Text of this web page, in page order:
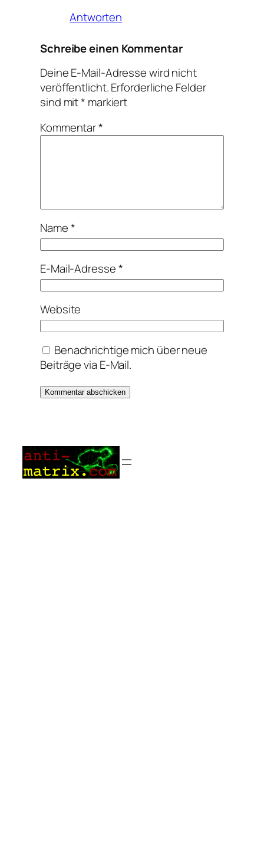
Antworten
Schreibe einen Kommentar
Deine E-Mail-Adresse wird nicht
veröffentlicht.Erforderliche Felder
sind mit* markiert
Kommentar*
Name*
E-Mail-Adresse*
Website
Benachrichtige mich über neue
Beiträge via E-Mail.